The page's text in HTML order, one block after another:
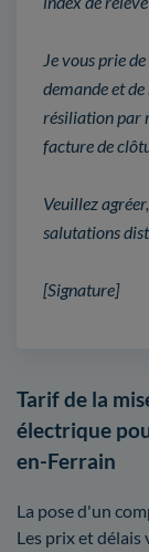
Je vous prie
demande et
résiliation par
facture de
Veuillez
salutations
[Signature]
Tarif de la
électrique
en-Ferrain
La pose d'un
Les prix et